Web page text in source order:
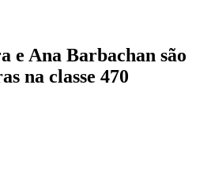
e Ana Barbachan são
na classe 470